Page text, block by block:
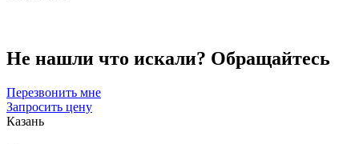
Не нашли что искали? Обращайтесь
Перезвонить мне
Запросить цену
Казань